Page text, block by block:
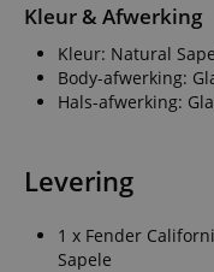
Kleur & Afwerking
Kleur: Natural
Body-afwerking:
Hals-afwerking:
Levering
1 x Fender
Sapele